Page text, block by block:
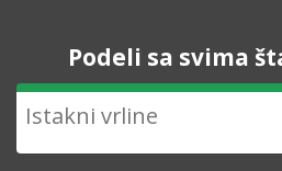
Podeli sa svima